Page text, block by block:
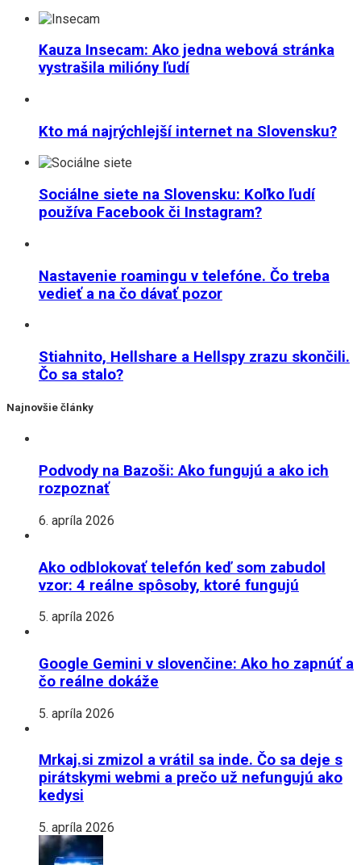
Kauza Insecam: Ako jedna webová stránka
vystrašila milióny ľudí
Kto má najrýchlejší internet na Slovensku?
Sociálne siete na Slovensku: Koľko ľudí
používa Facebook či Instagram?
Nastavenie roamingu v telefóne. Čo treba
vedieť a na čo dávať pozor
Stiahnito, Hellshare a Hellspy zrazu skončili.
Čo sa stalo?
Najnovšie články
Podvody na Bazoši: Ako fungujú a ako ich
rozpoznať
6. apríla 2026
Ako odblokovať telefón keď som zabudol
vzor: 4 reálne spôsoby, ktoré fungujú
5. apríla 2026
Google Gemini v slovenčine: Ako ho zapnúť a
čo reálne dokáže
5. apríla 2026
Mrkaj.si zmizol a vrátil sa inde. Čo sa deje s
pirátskymi webmi a prečo už nefungujú ako
kedysi
5. apríla 2026